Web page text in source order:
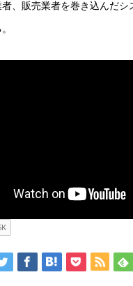
、販売業者を巻き込んだシ